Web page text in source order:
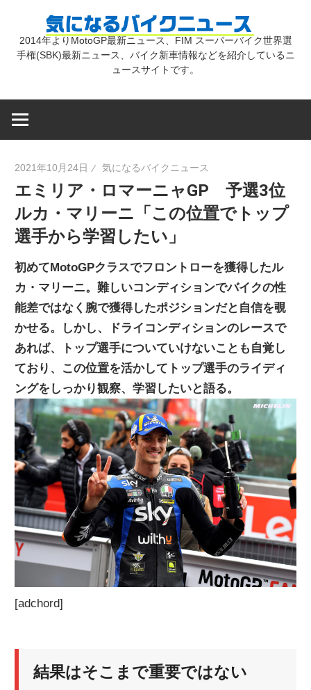
気
バ
ク
ニ
ュ
ー
ス
2014年よりMotoGP最新ニュース、FIM スーパーバイク世界選
手権(SBK)最新ニュース、バイク新車情報などを紹介しているニ
ュースサイトです。
2021年10月24日 気になるバイクニュース
エミリア・ロマーニャGP 予選3位
ルカ・マリーニ「この位置でトップ
選手から学習したい」
初めてMotoGPクラスでフロントローを獲得したル
カ・マリーニ。難しいコンディションでバイクの性
能差ではなく腕で獲得したポジションだと自信を覗
かせる。しかし、ドライコンディションのレースで
あれば、トップ選手についていけないことも自覚し
ており、この位置を活かしてトップ選手のライディ
ングをしっかり観察、学習したいと語る。
[adchord]
結果はそこまで重要ではない